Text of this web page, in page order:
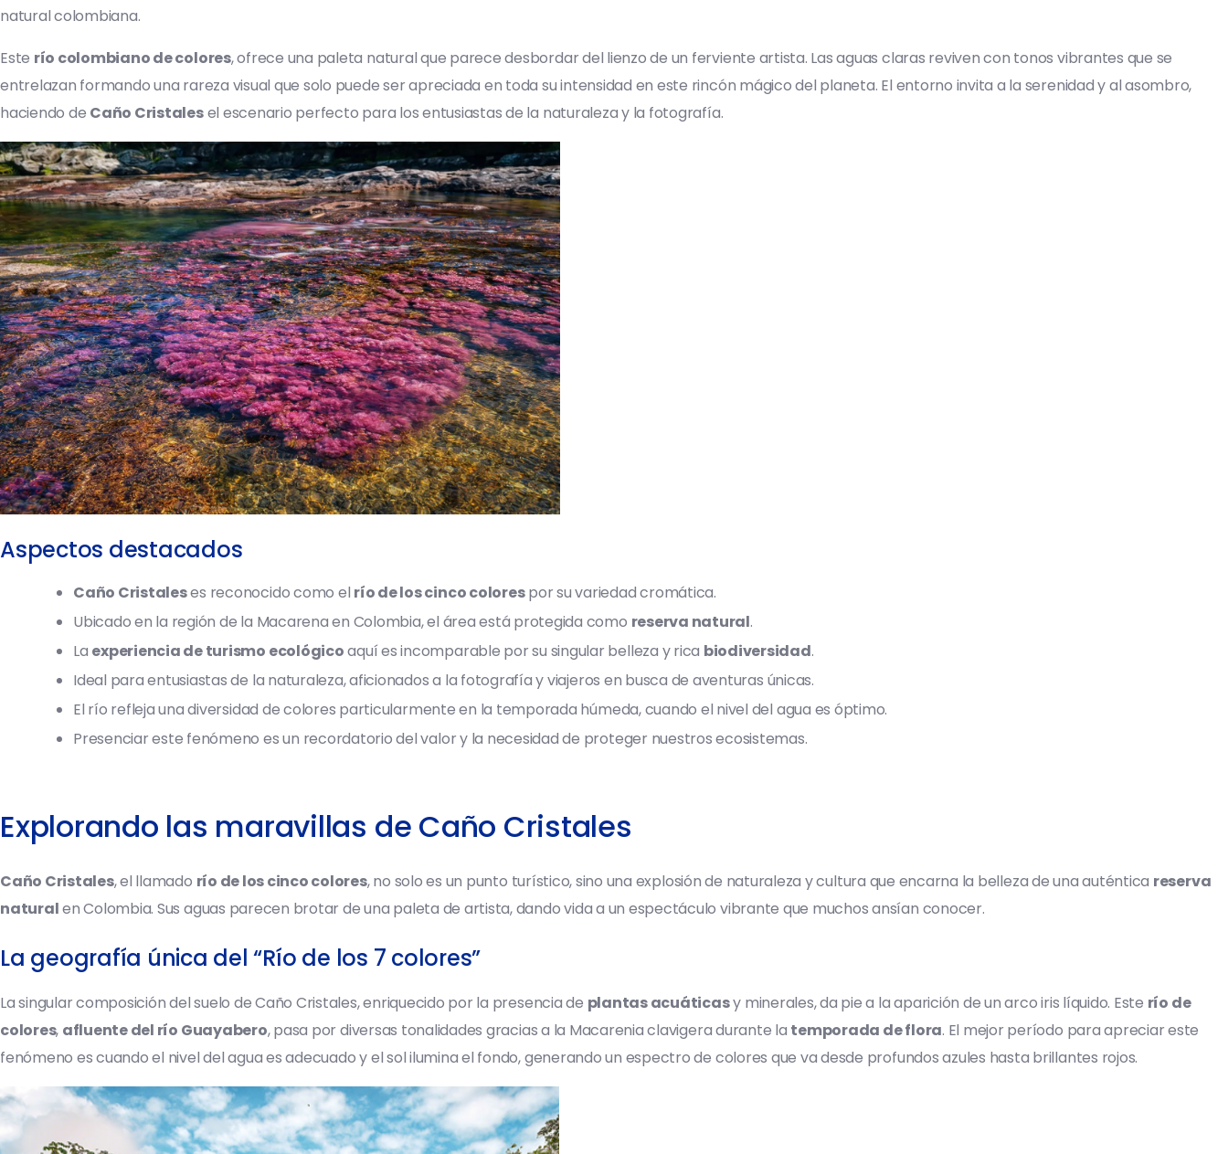
natural colombiana.
Este río colombiano de colores, ofrece una paleta natural que parece desbordar del lienzo de un ferviente artista. Las aguas claras reviven con tonos vibrantes que se
entrelazan formando una rareza visual que solo puede ser apreciada en toda su intensidad en este rincón mágico del planeta. El entorno invita a la serenidad y al asombro,
haciendo de Caño Cristalesel escenario perfecto para los entusiastas de la naturaleza y la fotografía.
Aspectos destacados
Caño Cristaleses reconocido como el río de los cinco colorespor su variedad cromática.
Ubicado en la región de la Macarena en Colombia, el área está protegida como reserva natural.
La experiencia de turismo ecológicoaquí es incomparable por su singular belleza y rica biodiversidad.
Ideal para entusiastas de la naturaleza, aficionados a la fotografía y viajeros en busca de aventuras únicas.
El río refleja una diversidad de colores particularmente en la temporada húmeda, cuando el nivel del agua es óptimo.
Presenciar este fenómeno es un recordatorio del valor y la necesidad de proteger nuestros ecosistemas.
Explorando las maravillas de Caño Cristales
Caño Cristales, el llamado río de los cinco colores, no solo es un punto turístico, sino una explosión de naturaleza y cultura que encarna la belleza de una auténtica reserva
naturalen Colombia. Sus aguas parecen brotar de una paleta de artista, dando vida a un espectáculo vibrante que muchos ansían conocer.
La geografía única del “Río de los 7 colores”
La singular composición del suelo de Caño Cristales, enriquecido por la presencia de plantas acuáticasy minerales, da pie a la aparición de un arco iris líquido. Este río de
colores, afluente del río Guayabero, pasa por diversas tonalidades gracias a la Macarenia clavigera durante la temporada de flora. El mejor período para apreciar este
fenómeno es cuando el nivel del agua es adecuado y el sol ilumina el fondo, generando un espectro de colores que va desde profundos azules hasta brillantes rojos.